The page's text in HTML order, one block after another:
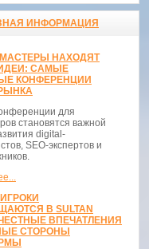
ИНФОРМАЦИЯ
НАХОДЯТ
САМЫЕ
КОНФЕРЕНЦИИ
РЫНКА
для
становятся важной
digital-
SEO-экспертов и
В SULTAN
ЧЕСТНЫЕ ВПЕЧАТЛЕНИЯ
СТОРОНЫ